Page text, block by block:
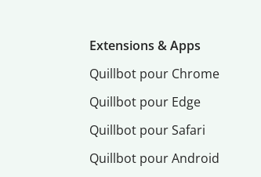
Extensions & Apps
Quillbot pour Chrome
Quillbot pour Edge
Quillbot pour Safari
Quillbot pour Android